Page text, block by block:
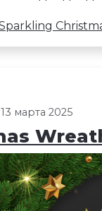
марта 2025